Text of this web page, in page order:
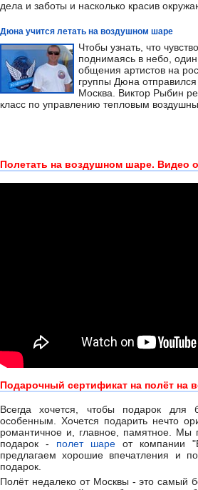
дела и заботы и насколько красив
Дюна учится летать на воздушном шаре
Чтобы узнать, что
поднимаясь в небо,
общения артистов на
группы Дюна
Москва. Виктор Рыбин
класс по управлению тепловым
Полетать на воздушном шаре. Видео
Подарочный сертификат на полёт на
Всегда хочется, чтобы подарок для
особенным. Хочется подарить нечто
романтичное и, главное, памятное. Мы
подарок - полет шаре от компании
предлагаем хорошие впечатления и
подарок.
Полёт недалеко от Москвы - это самый